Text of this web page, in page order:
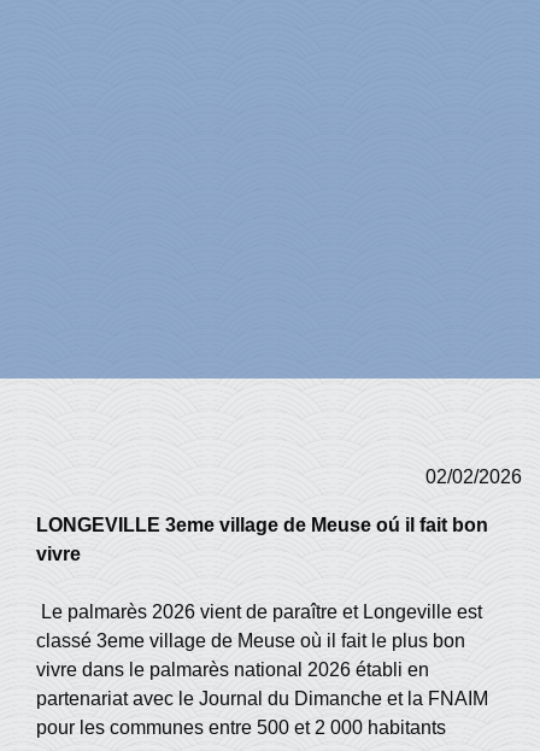
02/02/2026
LONGEVILLE 3eme village de Meuse oú il fait bon
vivre
Le palmarès 2026 vient de paraître et Longeville est
classé 3eme village de Meuse où il fait le plus bon
vivre dans le palmarès national 2026 établi en
partenariat avec le Journal du Dimanche et la FNAIM
pour les communes entre 500 et 2 000 habitants